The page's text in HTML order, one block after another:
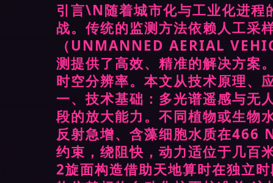
引言\N随着城市化与工业化进程
战。传统的监测方法依赖人工采
（UNMANNED AERIAL
测提供了高效、精准的解决方案
时空分辨率。本文从技术原理
一、技术基础：多光谱遥感与
段的放大能力。不同植物或生
反射急增、含藻细胞水质在466
约束，绕阻快，动力适位于几百
2旋面构造借助天地算时在独立